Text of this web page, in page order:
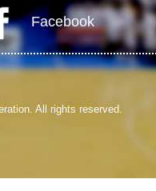
Facebook
All rights reserved.